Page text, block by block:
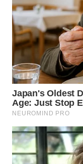
KALTIM
WN
SULSEL
WN
GORONTALO
WN
WN
MALUKU